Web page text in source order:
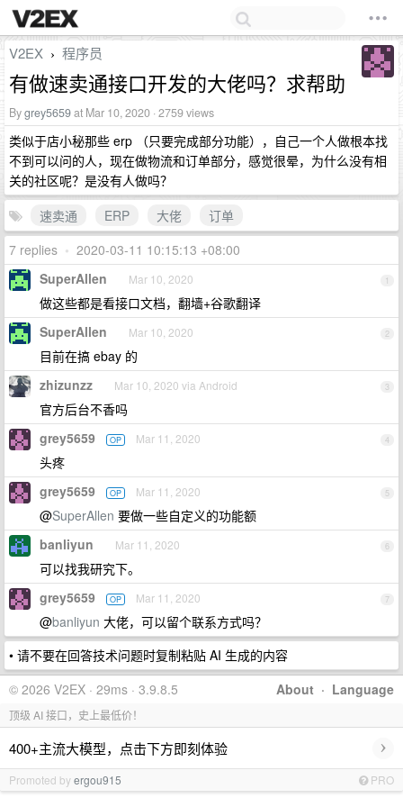
V2EX › 程序员
有做速卖通接口开发的大佬吗？求帮助
Bygrey5659at Mar 10, 2020 · 2759 views
类似于店小秘那些 erp （只要完成部分功能），自己一个人做根本找
不到可以问的人，现在做物流和订单部分，感觉很晕，为什么没有相
关的社区呢？是没有人做吗？
速卖通
ERP 大佬
订单
7 replies • 2020-03-11 10:15:13 +08:00
1
SuperAllen Mar 10, 2020
做这些都是看接口文档，翻墙+谷歌翻译
2
SuperAllen Mar 10, 2020
目前在搞 ebay 的
3
zhizunzz Mar 10, 2020 via Android
官方后台不香吗
4
grey5659 OP Mar 11, 2020
头疼
5
grey5659 OP Mar 11, 2020
@SuperAllen 要做一些自定义的功能额
6
banliyun Mar 11, 2020
可以找我研究下。
7
grey5659 OP Mar 11, 2020
@banliyun 大佬，可以留个联系方式吗？
• 请不要在回答技术问题时复制粘贴 AI 生成的内容
About · Language
© 2026 V2EX · 29ms · 3.9.8.5
顶级 AI 接口，史上最低价！
400+主流大模型，点击下方即刻体验 ›
Promoted byergou915 PRO